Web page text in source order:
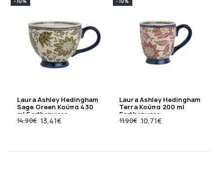
Laura Ashley Hedingham
Sage Green Κούπα 430
ml Earthenware
14,90€ 13,41€
Laura Ashley Hedingham
Terra Κούπα 200 ml
Earthenware
11,90€ 10,71€